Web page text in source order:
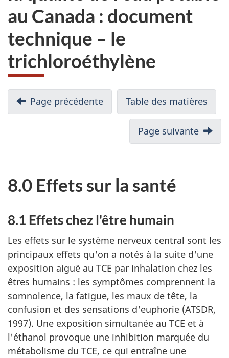
au Canada : document
technique – le
trichloroéthylène
Page précédente Table des matières
Page suivante
8.0 Effets sur la santé
8.1 Effets chez l'être humain
Les effets sur le système nerveux central sont les
principaux effets qu'on a notés à la suite d'une
exposition aiguë au TCE par inhalation chez les
êtres humains : les symptômes comprennent la
somnolence, la fatigue, les maux de tête, la
confusion et des sensations d'euphorie (ATSDR,
1997). Une exposition simultanée au TCE et à
l'éthanol provoque une inhibition marquée du
métabolisme du TCE, ce qui entraîne une